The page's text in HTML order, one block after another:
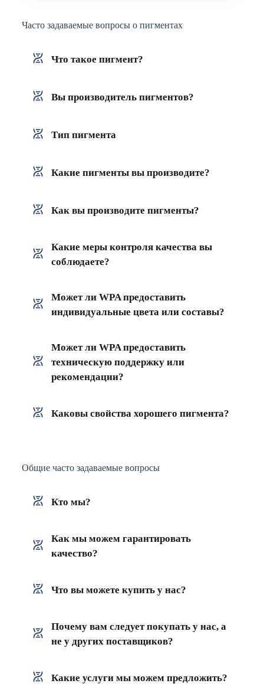
Часто задаваемые вопросы о пигментах
Что такое пигмент?
Вы производитель пигментов?
Тип пигмента
Какие пигменты вы производите?
Как вы производите пигменты?
Какие меры контроля качества вы
соблюдаете?
Может ли WPA предоставить
индивидуальные цвета или составы?
Может ли WPA предоставить
техническую поддержку или
рекомендации?
Каковы свойства хорошего пигмента?
Общие часто задаваемые вопросы
Кто мы?
Как мы можем гарантировать
качество?
Что вы можете купить у нас?
Почему вам следует покупать у нас, а
не у других поставщиков?
Какие услуги мы можем предложить?